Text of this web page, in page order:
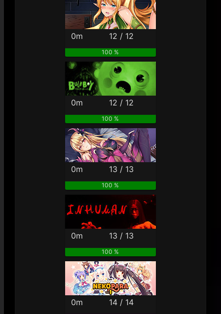
0m 12 / 12
100 %
0m 12 / 12
100 %
0m 13 / 13
100 %
0m 13 / 13
100 %
0m 14 / 14